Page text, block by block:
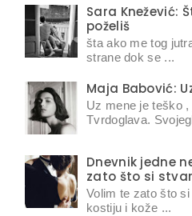
Sara Knežević:
poželiš
šta ako me tog
strane dok se ...
Maja Babović:
Uz mene je teško
Tvrdoglava.
Dnevnik jedne
zato što si
Volim te zato što
kostiju i kože ...